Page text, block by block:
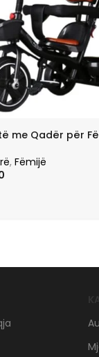
me Qadër për
, Fëmijë